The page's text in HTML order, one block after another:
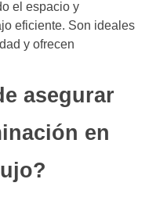
el espacio y
eficiente. Son ideales
y ofrecen
asegurar
en